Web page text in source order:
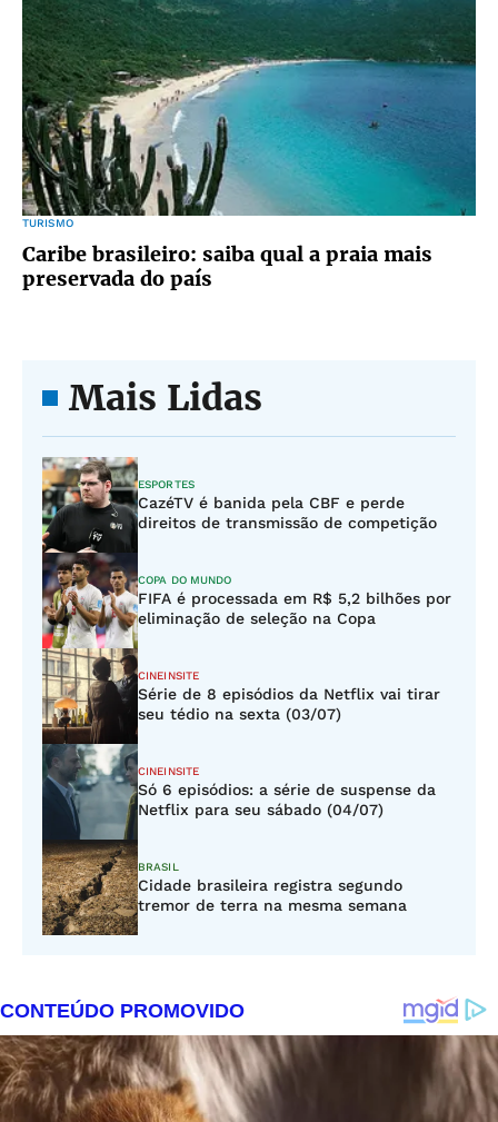
TURISMO
Caribe brasileiro: saiba qual a praia mais
preservada do país
Mais Lidas
ESPORTES
CazéTV é banida pela CBF e perde
direitos de transmissão de competição
COPA DO MUNDO
FIFA é processada em R$ 5,2 bilhões por
eliminação de seleção na Copa
CINEINSITE
Série de 8 episódios da Netflix vai tirar
seu tédio na sexta (03/07)
CINEINSITE
Só 6 episódios: a série de suspense da
Netflix para seu sábado (04/07)
BRASIL
Cidade brasileira registra segundo
tremor de terra na mesma semana